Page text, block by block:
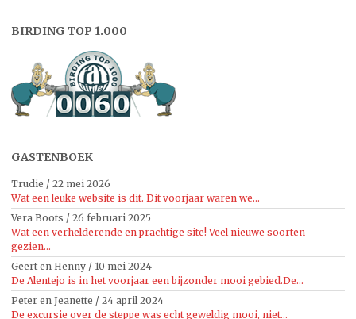
BIRDING TOP 1.000
GASTENBOEK
Trudie / 22 mei 2026
Wat een leuke website is dit. Dit voorjaar waren we...
Vera Boots / 26 februari 2025
Wat een verhelderende en prachtige site! Veel nieuwe soorten
gezien...
Geert en Henny / 10 mei 2024
De Alentejo is in het voorjaar een bijzonder mooi gebied.De...
Peter en Jeanette / 24 april 2024
De excursie over de steppe was echt geweldig mooi, niet...